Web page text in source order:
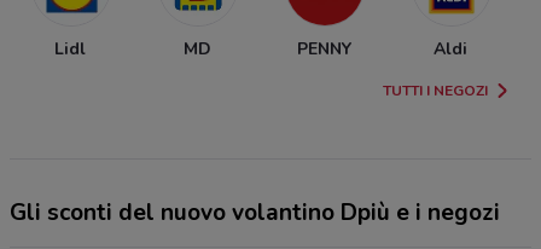
Lidl MD PENNY Aldi
TUTTI I NEGOZI
Gli sconti del nuovo volantino Dpiù e i negozi